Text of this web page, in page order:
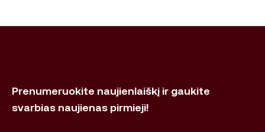
Prenumeruokite naujienlaiškį ir gaukite
svarbias naujienas pirmieji!